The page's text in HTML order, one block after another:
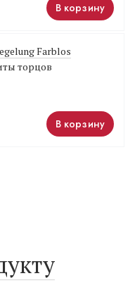
В корзину
Farblos
торцов
В корзину